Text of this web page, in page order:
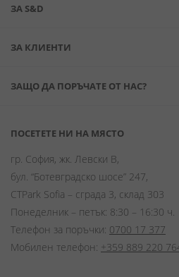
ЗА S&D
ЗА КЛИЕНТИ
ЗАЩО ДА ПОРЪЧАТЕ ОТ НАС?
ПОСЕТЕТЕ НИ НА МЯСТО
гр. София, жк. Левски В,
бул. “Ботевградско шосе” 247,
CTPark Sofia – сграда 3, склад 303
Понеделник – петък: 8:30 – 16:30 ч.
Телефон за поръчки: 0700 17 377
Мобилен телефон: +359 889 220